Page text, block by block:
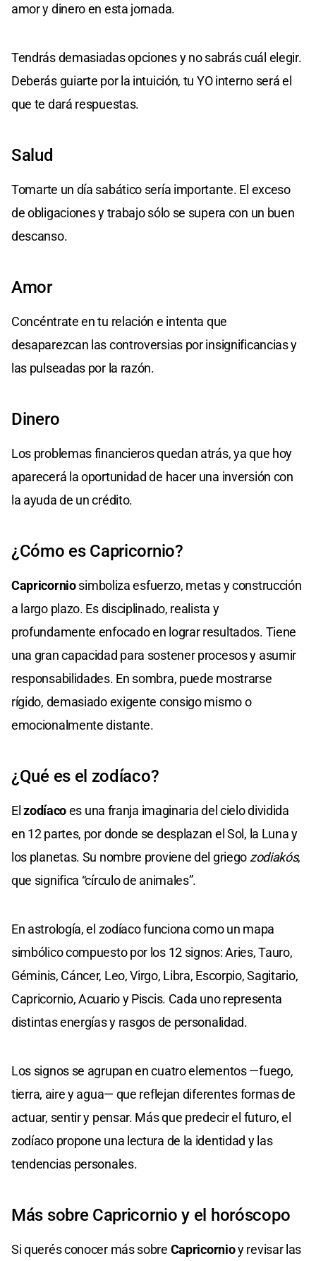
amor y dinero en esta jornada.
Tendrás demasiadas opciones y no sabrás cuál elegir.
Deberás guiarte por la intuición, tu YO interno será el
que te dará respuestas.
Salud
Tomarte un día sabático sería importante. El exceso
de obligaciones y trabajo sólo se supera con un buen
descanso.
Amor
Concéntrate en tu relación e intenta que
desaparezcan las controversias por insignificancias y
las pulseadas por la razón.
Dinero
Los problemas financieros quedan atrás, ya que hoy
aparecerá la oportunidad de hacer una inversión con
la ayuda de un crédito.
¿Cómo es Capricornio?
Capricorniosimboliza esfuerzo, metas y construcción
a largo plazo. Es disciplinado, realista y
profundamente enfocado en lograr resultados. Tiene
una gran capacidad para sostener procesos y asumir
responsabilidades. En sombra, puede mostrarse
rígido, demasiado exigente consigo mismo o
emocionalmente distante.
¿Qué es el zodíaco?
Elzodíacoes una franja imaginaria del cielo dividida
en 12 partes, por donde se desplazan el Sol, la Luna y
los planetas. Su nombre proviene del griego zodiakós,
que significa “círculo de animales”.
En astrología, el zodíaco funciona como un mapa
simbólico compuesto por los 12 signos: Aries, Tauro,
Géminis, Cáncer, Leo, Virgo, Libra, Escorpio, Sagitario,
Capricornio, Acuario y Piscis. Cada uno representa
distintas energías y rasgos de personalidad.
Los signos se agrupan en cuatro elementos —fuego,
tierra, aire y agua— que reflejan diferentes formas de
actuar, sentir y pensar. Más que predecir el futuro, el
zodíaco propone una lectura de la identidad y las
tendencias personales.
Más sobre Capricornio y el horóscopo
Si querés conocer más sobre Capricornioy revisar las